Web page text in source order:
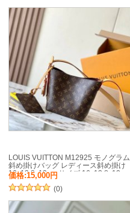
LOUIS VUITTON M12925 モノグラム
斜め掛けバッグ レディース斜め掛け
16x13.8x12cm サイズ:16x13.8x12cm
価格:15,000円
(0)